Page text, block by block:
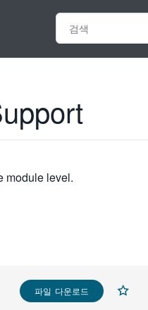
module level.
파일 다운로드